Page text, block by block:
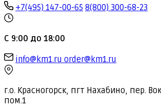
+7(495) 147-00-65 8(800) 300-68-23
С 9:00 до 18:00
info@km1.ru order@km1.ru
г.о. Красногорск, пгт Нахабино, пер.
пом.1